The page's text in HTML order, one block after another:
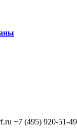
+7 (495) 920-51-49